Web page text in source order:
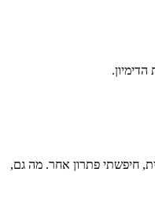
חיפשתי פתרון אחר. מה גם,